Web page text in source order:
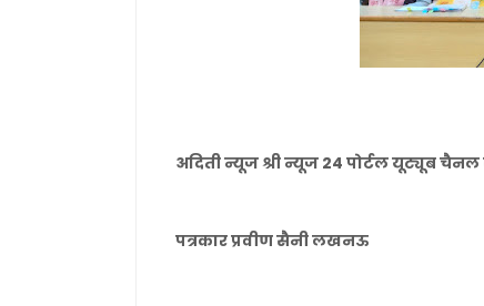
अदिती न्यूज श्री न्यूज 24 पोर्टल यूट्यूब
पत्रकार प्रवीण सैनी लखनऊ